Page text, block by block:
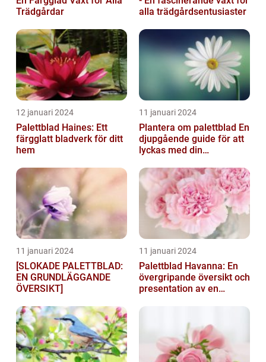
Trädgårdar
alla trädgårdsentusiaster
12 januari 2024
Palettblad Haines: Ett
färgglatt bladverk för ditt
hem
11 januari 2024
Plantera om palettblad En
djupgående guide för att
lyckas med din
11 januari 2024
[SLOKADE PALETTBLAD:
EN GRUNDLÄGGANDE
ÖVERSIKT]
11 januari 2024
Palettblad Havanna: En
övergripande översikt och
presentation av en